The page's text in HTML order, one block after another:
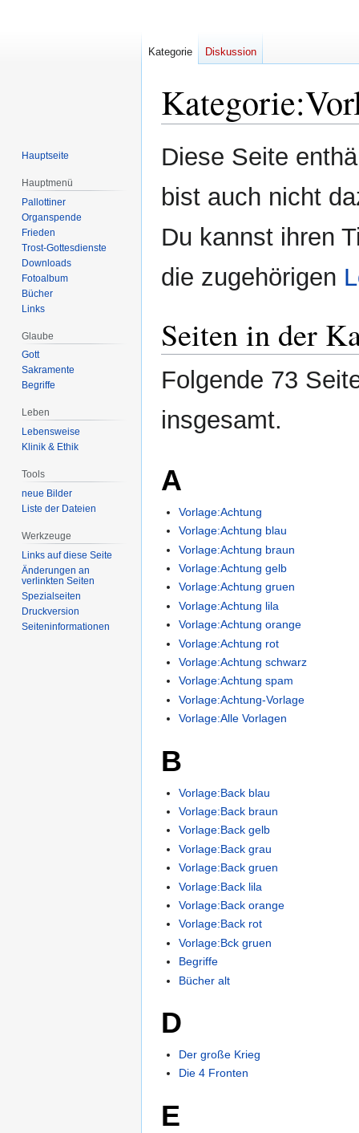
Kategorie:
Zur
Navigation
Zur
Suche
Diese Seite
bist auch nicht
Du kannst ihren
die zugehörigen
Seiten in der
Folgende 73
insgesamt.
A
Vorlage:Achtung
Vorlage:Achtung blau
Vorlage:Achtung braun
Vorlage:Achtung gelb
Vorlage:Achtung gruen
Vorlage:Achtung lila
Vorlage:Achtung orange
Vorlage:Achtung rot
Vorlage:Achtung schwarz
Vorlage:Achtung spam
Vorlage:Achtung-Vorlage
Vorlage:Alle Vorlagen
B
Vorlage:Back blau
Vorlage:Back braun
Vorlage:Back gelb
Vorlage:Back grau
Vorlage:Back gruen
Vorlage:Back lila
Vorlage:Back orange
Vorlage:Back rot
Vorlage:Bck gruen
Begriffe
Bücher alt
D
Der große Krieg
Die 4 Fronten
E
Kategorie Diskussion
Hauptseite
Hauptmenü
Pallottiner
Organspende
Frieden
Trost-Gottesdienste
Downloads
Fotoalbum
Bücher
Links
Glaube
Gott
Sakramente
Begriffe
Leben
Lebensweise
Klinik & Ethik
Tools
neue Bilder
Liste der Dateien
Werkzeuge
Links auf diese Seite
Änderungen an
verlinkten Seiten
Spezialseiten
Druckversion
Seiten­­informationen